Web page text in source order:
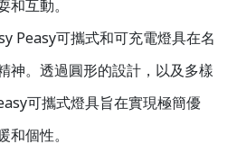
和互動。
Peasy可攜式和可充電燈具在名
神。透過圓形的設計，以及多樣
可攜式燈具旨在實現極簡優
和個性。